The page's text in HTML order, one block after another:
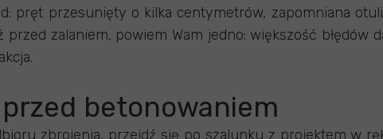
pręt przesunięty o kilka centymetrów, zapomniana
przed zalaniem, powiem Wam jedno: większość
betonowaniem
zbrojenia, przejdź się po szalunku z projektem w